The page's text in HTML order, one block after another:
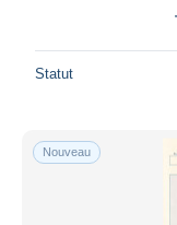
Statut
Nouveau